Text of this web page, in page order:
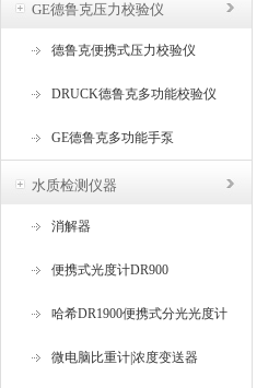
GE德鲁克压力校验仪
德鲁克便携式压力校验仪
DRUCK德鲁克多功能校验仪
GE德鲁克多功能手泵
水质检测仪器
消解器
便携式光度计DR900
哈希DR1900便携式分光光度计
微电脑比重计|浓度变送器